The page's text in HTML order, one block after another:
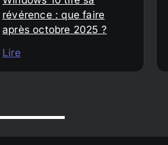
révérence : que faire
après octobre 2025 ?
Lire